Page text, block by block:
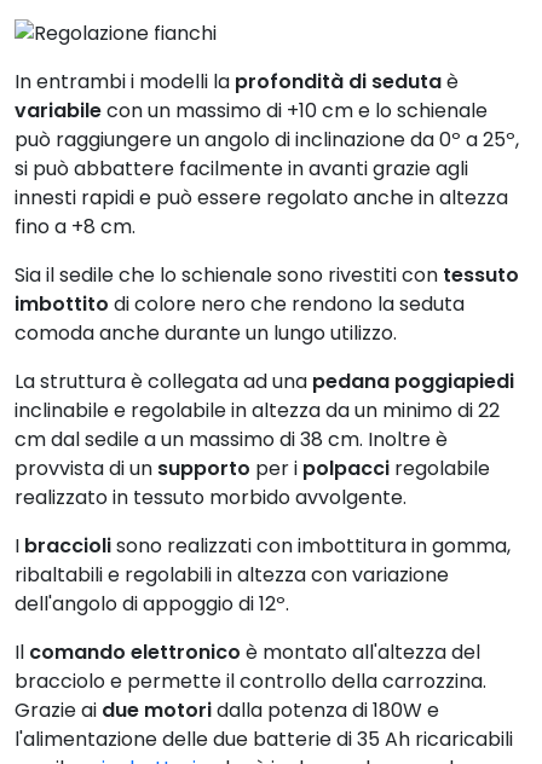
In entrambi i modelli la profondità di sedutaè
variabilecon un massimo di +10 cm e lo schienale
può raggiungere un angolo di inclinazione da 0º a 25º,
si può abbattere facilmente in avanti grazie agli
innesti rapidi e può essere regolato anche in altezza
fino a +8 cm.
Sia il sedile che lo schienale sono rivestiti con tessuto
imbottito di colore nero che rendono la seduta
comoda anche durante un lungo utilizzo.
La struttura è collegata ad una pedana poggiapiedi
inclinabile e regolabile in altezza da un minimo di 22
cm dal sedile a un massimo di 38 cm. Inoltre è
provvista di un supporto per i polpacci regolabile
realizzato in tessuto morbido avvolgente.
I bracciolisono realizzati con imbottitura in gomma,
ribaltabili e regolabili in altezza con variazione
dell'angolo di appoggio di 12º.
Il comando elettronico è montato all'altezza del
bracciolo e permette il controllo della carrozzina.
Grazie ai due motoridalla potenza di 180W e
l'alimentazione delle due batterie di 35 Ah ricaricabili